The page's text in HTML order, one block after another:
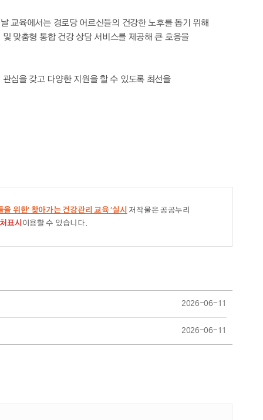
교육에서는 경로당 어르신들의 건강한 노후를 돕기 위해
맞춤형 통합 건강 상담 서비스를 제공해 큰 호응을
심을 갖고 다양한 지원을 할 수 있도록 최선을
위한‘ 찾아가는 건강관리 교육 ’실시 저작물은 공공누리
표시 이용할 수 있습니다.
2026-06-11
2026-06-11